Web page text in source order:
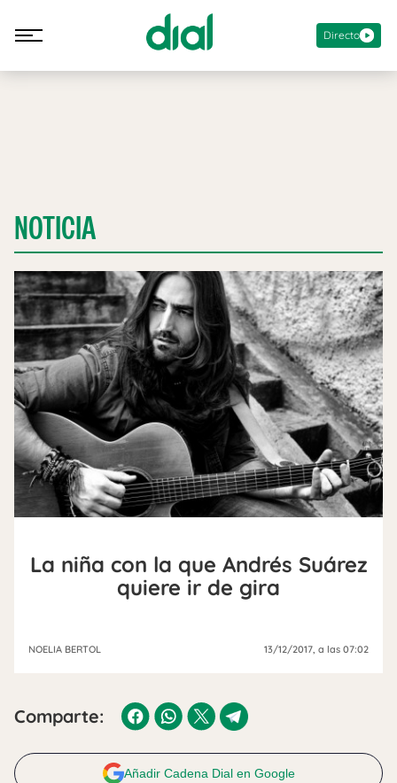
Directo
NOTICIA
La niña con la que Andrés Suárez
quiere ir de gira
NOELIA BERTOL 13/12/2017 , a las 07:02
Comparte:
Añadir Cadena Dial en Google